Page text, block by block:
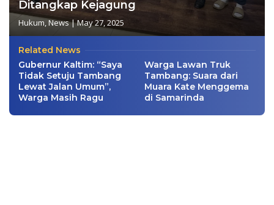
Ditangkap Kejagung
Hukum ,News|May 27, 2025
Related News
Gubernur Kaltim: “Saya
Tidak Setuju Tambang
Lewat Jalan Umum”,
Warga Masih Ragu
Warga Lawan Truk
Tambang: Suara dari
Muara Kate Menggema
di Samarinda